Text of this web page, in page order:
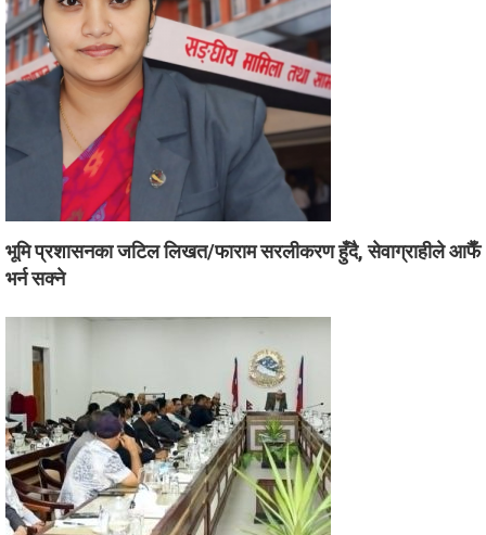
भूमि प्रशासनका जटिल लिखत/फाराम सरलीकरण हुँदै, सेवाग्राहीले आफैँ
भर्न सक्ने